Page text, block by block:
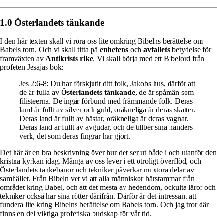
1.0 Österlandets tänkande
I den här texten skall vi röra oss lite omkring Bibelns berättelse om
Babels torn. Och vi skall titta på enhetens och avfallets betydelse för
framväxten av Antikrists rike. Vi skall börja med ett Bibelord från
profeten Jesajas bok:
Jes 2:6-8: Du har förskjutit ditt folk, Jakobs hus, därför att
de är fulla av Österlandets tänkande, de är spåmän som
filisteerna. De ingår förbund med främmande folk. Deras
land är fullt av silver och guld, oräkneliga är deras skatter.
Deras land är fullt av hästar, oräkneliga är deras vagnar.
Deras land är fullt av avgudar, och de tillber sina händers
verk, det som deras fingrar har gjort.
Det här är en bra beskrivning över hur det ser ut både i och utanför den
kristna kyrkan idag. Många av oss lever i ett otroligt överflöd, och
Österlandets tankebanor och tekniker påverkar nu stora delar av
samhället. Från Bibeln vet vi att alla människor härstammar från
området kring Babel, och att det mesta av hedendom, ockulta läror och
tekniker också har sina rötter därifrån. Därför är det intressant att
fundera lite kring Bibelns berättelse om Babels torn. Och jag tror där
finns en del viktiga profetiska budskap för vår tid.